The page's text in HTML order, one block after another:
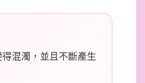
混濁，並且不斷產生